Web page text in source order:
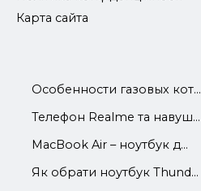
Карта сайта
Особенности газовых кот...
Телефон Realme та навуш...
MacBook Air – ноутбук д...
Як обрати ноутбук Thund...